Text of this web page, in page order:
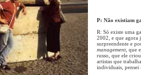
P: Não existiam
R: Só existe uma
2002, e que agora
surpreendente e
management, que
russo, que ele
artistas que
individuais,